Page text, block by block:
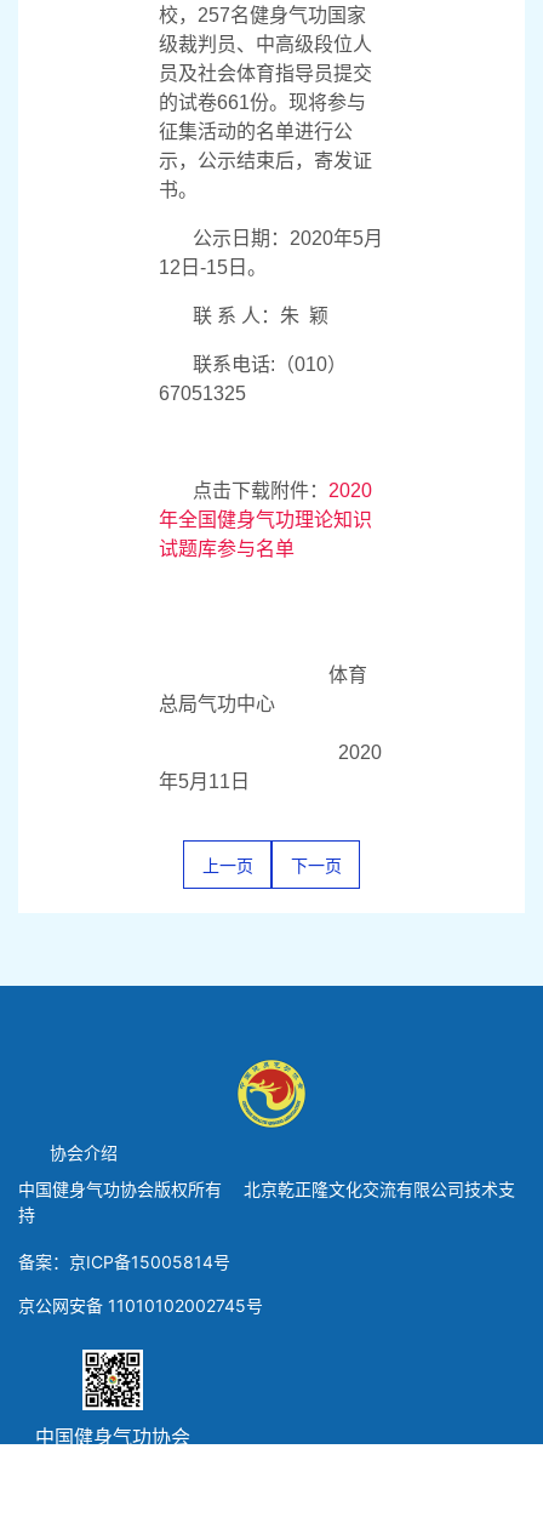
校， 257名健身气功国家
级裁判员、中高级段位人
员及社会体育指导员提交
的试卷661份。现将参与
征集活动的名单进行公
示，公示结束后，寄发证
书。
公示日期： 2020年5月
12 日 -15 日。
联 系 人：朱 颖
联系电话: （010）
67051325
点击下载附件： 2020
年全国健身气功理论知识
试题库参与名单
体育
总局气功中心
2020
年5月 11 日
上一页 下一页
协会介绍
中国健身气功协会版权所有 北京乾正隆文化交流有限公司技术支
持
备案：京ICP备15005814号
京公网安备 11010102002745号
中国健身气功协会